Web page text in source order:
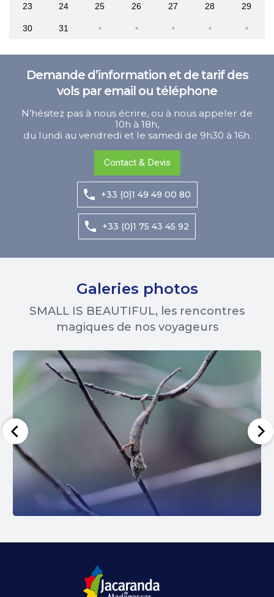
23 24 25 26 27 28 29
30 31
Demande d’information et de tarif des
vols par email ou téléphone
N’hésitez pas à nous écrire, ou à nous appeler de
10h à 18h,
du lundi au vendredi et le samedi de 9h30 à 16h.
Contact & Devis
+33 (0)1 49 49 00 80
+33 (0)1 75 43 45 92
Galeries photos
SMALL IS BEAUTIFUL, les rencontres
magiques de nos voyageurs